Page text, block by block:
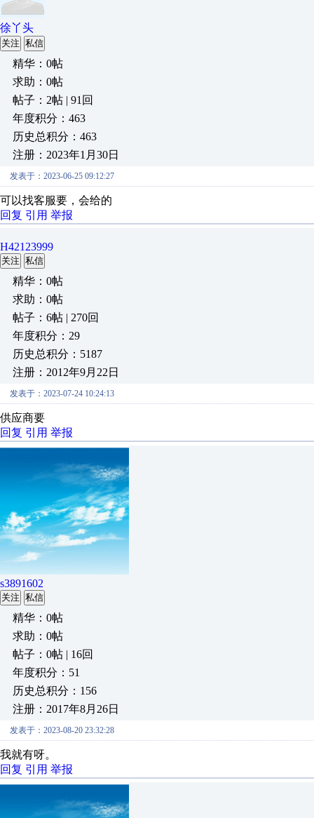
徐丫头
关注 私信
精华：0帖
求助：0帖
帖子：2帖 | 91回
年度积分：463
历史总积分：463
注册：2023年1月30日
发表于：2023-06-25 09:12:27
可以找客服要，会给的
回复 引用 举报
H42123999
关注 私信
精华：0帖
求助：0帖
帖子：6帖 | 270回
年度积分：29
历史总积分：5187
注册：2012年9月22日
发表于：2023-07-24 10:24:13
供应商要
回复 引用 举报
s3891602
关注 私信
精华：0帖
求助：0帖
帖子：0帖 | 16回
年度积分：51
历史总积分：156
注册：2017年8月26日
发表于：2023-08-20 23:32:28
我就有呀。
回复 引用 举报